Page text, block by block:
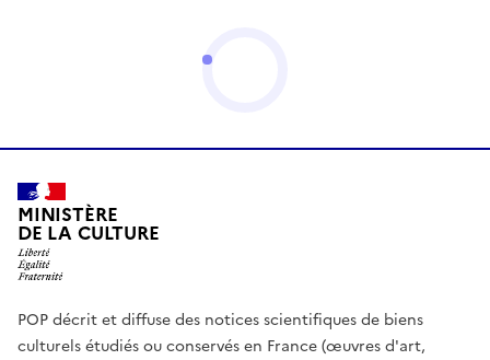
MINISTÈRE
DE LA CULTURE
POP décrit et diffuse des notices scientifiques de biens
culturels étudiés ou conservés en France (œuvres d'art,